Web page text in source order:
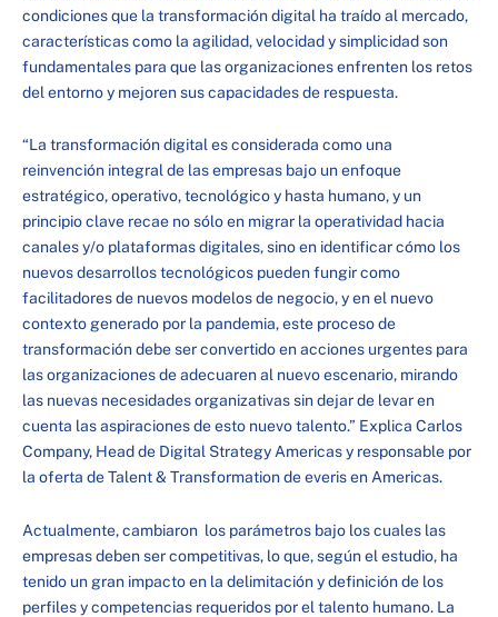
condiciones que la transformación digital ha traído al mercado,
características como la agilidad, velocidad y simplicidad son
fundamentales para que las organizaciones enfrenten los retos
del entorno y mejoren sus capacidades de respuesta.
“La transformación digital es considerada como una
reinvención integral de las empresas bajo un enfoque
estratégico, operativo, tecnológico y hasta humano, y un
principio clave recae no sólo en migrar la operatividad hacia
canales y/o plataformas digitales, sino en identificar cómo los
nuevos desarrollos tecnológicos pueden fungir como
facilitadores de nuevos modelos de negocio, y en el nuevo
contexto generado por la pandemia, este proceso de
transformación debe ser convertido en acciones urgentes para
las organizaciones de adecuaren al nuevo escenario, mirando
las nuevas necesidades organizativas sin dejar de levar en
cuenta las aspiraciones de esto nuevo talento.” Explica Carlos
Company, Head de Digital Strategy Americas y responsable por
la oferta de Talent & Transformation de everis en Americas.
Actualmente, cambiaron los parámetros bajo los cuales las
empresas deben ser competitivas, lo que, según el estudio, ha
tenido un gran impacto en la delimitación y definición de los
perfiles y competencias requeridos por el talento humano. La